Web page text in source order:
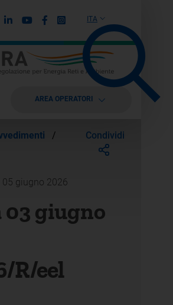
ITA
LinkedinYoutubeFacebook
Instagram
AREA OPERATORI
/
Condividi
05 giugno 2026
03 giugno
R/eel